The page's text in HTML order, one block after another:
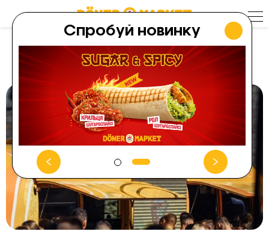
content
НОВИНИ
Спробуй новинку